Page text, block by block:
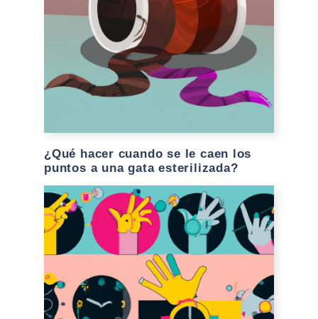
¿Qué hacer cuando se le caen los
puntos a una gata esterilizada?